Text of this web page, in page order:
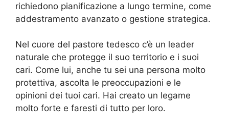
richiedono pianificazione a lungo termine, come
addestramento avanzato o gestione strategica.
Nel cuore del pastore tedesco c’è un leader
naturale che protegge il suo territorio e i suoi
cari. Come lui, anche tu sei una persona molto
protettiva, ascolta le preoccupazioni e le
opinioni dei tuoi cari. Hai creato un legame
molto forte e faresti di tutto per loro.